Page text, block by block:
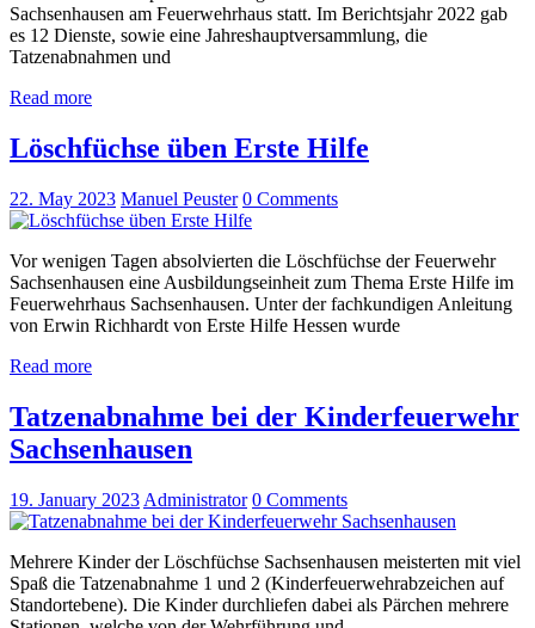
Sachsenhausen am Feuerwehrhaus statt. Im Berichtsjahr 2022 gab
es 12 Dienste, sowie eine Jahreshauptversammlung, die
Tatzenabnahmen und
Read more
Löschfüchse üben Erste Hilfe
22. May 2023 Manuel Peuster 0 Comments
Vor wenigen Tagen absolvierten die Löschfüchse der Feuerwehr
Sachsenhausen eine Ausbildungseinheit zum Thema Erste Hilfe im
Feuerwehrhaus Sachsenhausen. Unter der fachkundigen Anleitung
von Erwin Richhardt von Erste Hilfe Hessen wurde
Read more
Tatzenabnahme bei der Kinderfeuerwehr
Sachsenhausen
19. January 2023 Administrator 0 Comments
Mehrere Kinder der Löschfüchse Sachsenhausen meisterten mit viel
Spaß die Tatzenabnahme 1 und 2 (Kinderfeuerwehrabzeichen auf
Standortebene). Die Kinder durchliefen dabei als Pärchen mehrere